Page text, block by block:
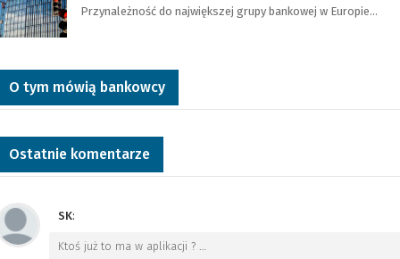
Przynależność do największej grupy bankowej w Europie…
O tym mówią bankowcy
Ostatnie komentarze
SK:
Ktoś już to ma w aplikacji ? …